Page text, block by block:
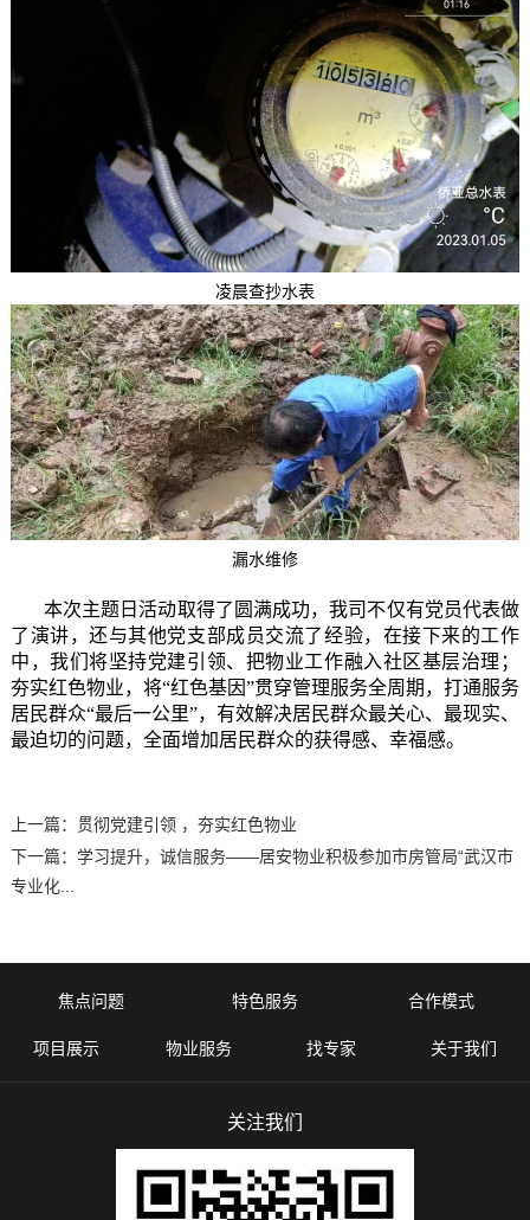
凌晨查抄水表
漏水维修
本次主题日活动取得了圆满成功，我司不仅有党员代表做
了演讲，还与其他党支部成员交流了经验，在接下来的工作
中，我们将坚持党建引领、把物业工作融入社区基层治理；
夯实红色物业，将“红色基因”贯穿管理服务全周期，打通服务
居民群众“最后一公里”，有效解决居民群众最关心、最现实、
最迫切的问题，全面增加居民群众的获得感、幸福感。
上一篇：
贯彻党建引领 ，夯实红色物业
下一篇： 学习提升，诚信服务——居安物业积极参加市房管局“武汉市
专业化...
焦点问题 特色服务 合作模式
项目展示 物业服务 找专家 关于我们
关注我们